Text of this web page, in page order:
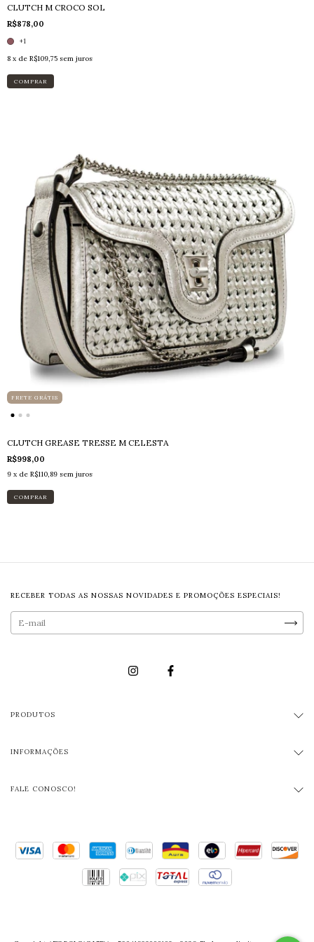
CLUTCH M CROCO SOL
R$878,00
+1
8 x de R$109,75 sem juros
COMPRAR
FRETE GRÁTIS
CLUTCH GREASE TRESSE M CELESTA
R$998,00
9 x de R$110,89 sem juros
COMPRAR
RECEBER TODAS AS NOSSAS NOVIDADES E PROMOÇÕES ESPECIAIS!
PRODUTOS
INFORMAÇÕES
FALE CONOSCO!